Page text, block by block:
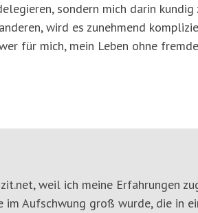
sondern mich darin kundig
wird es zunehmend
für mich, mein Leben ohne
weil ich meine Erfahrungen
Aufschwung groß wurde, die in